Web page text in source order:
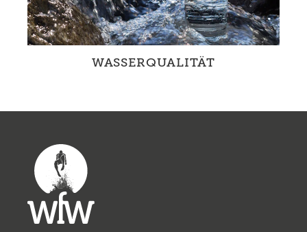
WASSERQUALITÄT